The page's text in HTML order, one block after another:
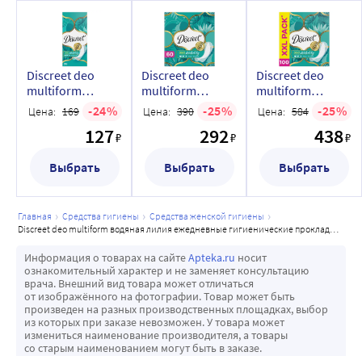
Discreet deo
multiform
водяная лилия
ежедневные
гигиенические
Цена: 169 24
127₽
Выбрать
Discreet deo
multiform
водяная лилия
ежедневные
гигиенические
Цена: 390 25
292₽
Выбрать
Discreet deo
multiform
водяная лилия
ежедневные
гигиенические
Цена: 584 25
438₽
Выбрать
главная средства гигиены
средства женской гигиены
discreet deo multiform водяная лилия ежедневные гигиенические прокладки 60 шт.
Информация о товарах на сайтеApteka.ru носит
ознакомительный характер и не заменяет консультацию
врача. Внешний вид товара может отличаться
от изображённого на фотографии. Товар может быть
произведен на разных производственных площадках, выбор
из которых при заказе невозможен. У товара может
измениться наименование производителя, а товары
со старым наименованием могут быть в заказе.